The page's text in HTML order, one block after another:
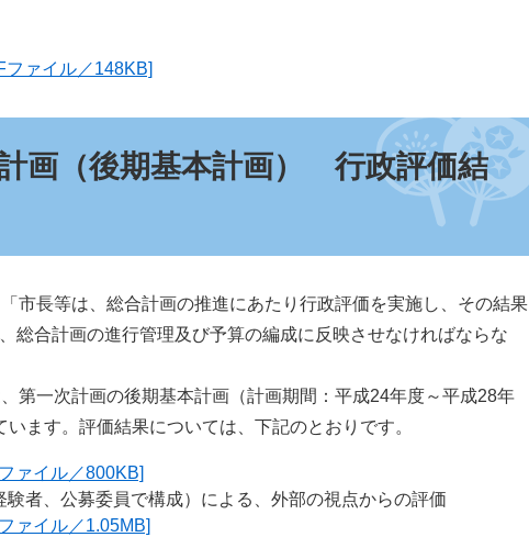
ァイル／148KB]
画（後期基本計画） 行政評価結
市長等は、総合計画の推進にあたり行政評価を実施し、その結果
総合計画の進行管理及び予算の編成に反映させなければならな
第一次計画の後期基本計画（計画期間：平成24年度～平成28年
ます。評価結果については、下記のとおりです。
ァイル／800KB]
者、公募委員で構成）による、外部の視点からの評価
ァイル／1.05MB]